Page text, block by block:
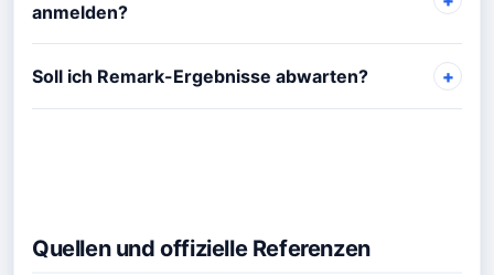
anmelden?
Soll ich Remark-Ergebnisse abwarten?
Quellen und offizielle Referenzen